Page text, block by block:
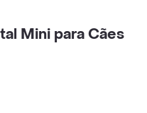
Mini para Cães